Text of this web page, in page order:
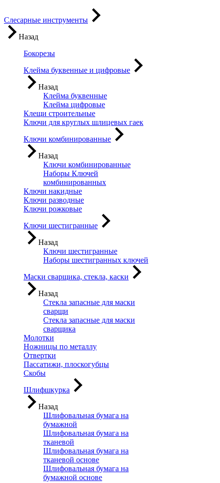
Слесарные инструменты
Назад
Бокорезы
Клейма буквенные и цифровые
Назад
Клейма буквенные
Клейма цифровые
Клещи строительные
Ключи для круглых шлицевых гаек
Ключи комбинированные
Назад
Ключи комбинированные
Наборы Ключей
комбинированных
Ключи накидные
Ключи разводные
Ключи рожковые
Ключи шестигранные
Назад
Ключи шестигранные
Наборы шестигранных ключей
Маски сварщика, стекла, каски
Назад
Стекла запасные для маски
сварщи
Стекла запасные для маски
сварщика
Молотки
Ножницы по металлу
Отвертки
Пассатижи, плоскогубцы
Скобы
Шлифшкурка
Назад
Шлифовальная бумага на
бумажной
Шлифовальная бумага на
тканевой
Шлифовальная бумага на
тканевой основе
Шлифовальная бумага на
бумажной основе